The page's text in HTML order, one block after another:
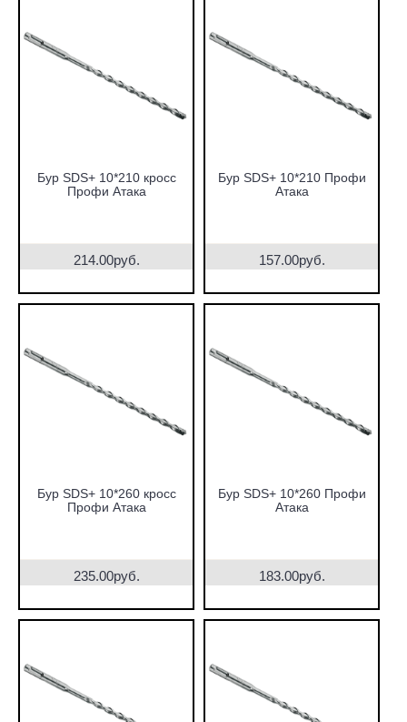
Бур SDS+ 10*210 кросс
Профи Атака
214.00руб.
Бур SDS+ 10*210 Профи
Атака
157.00руб.
Бур SDS+ 10*260 кросс
Профи Атака
235.00руб.
Бур SDS+ 10*260 Профи
Атака
183.00руб.